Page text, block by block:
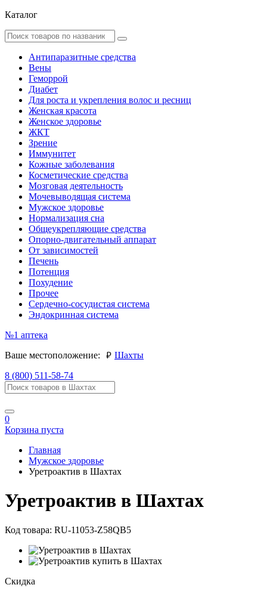
Каталог
Антипаразитные средства
Вены
Геморрой
Диабет
Для роста и укрепления волос и ресниц
Женская красота
Женское здоровье
ЖКТ
Зрение
Иммунитет
Кожные заболевания
Косметические средства
Мозговая деятельность
Мочевыводящая система
Мужское здоровье
Нормализация сна
Общеукрепляющие средства
Опорно-двигательный аппарат
От зависимостей
Печень
Потенция
Похудение
Прочее
Сердечно-сосудистая система
Эндокринная система
№1 аптека
Ваше местоположение:
руб. Шахты
8 (800) 511-58-74
0
Корзина пуста
Главная
Мужское здоровье
Уретроактив в Шахтах
Уретроактив в Шахтах
Код товара: RU-11053-Z58QB5
Скидка